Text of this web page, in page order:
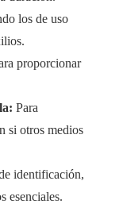
los de uso
proporcionar
Para
si otros medios
identificación,
esenciales.